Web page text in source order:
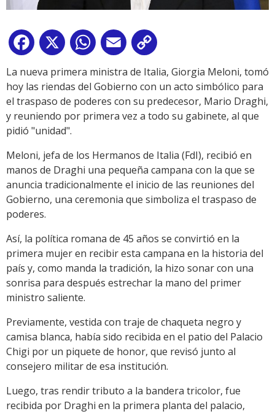
Facebook
X WhatsApp
Email
Link
La nueva primera ministra de Italia, Giorgia Meloni, tomó
hoy las riendas del Gobierno con un acto simbólico para
el traspaso de poderes con su predecesor, Mario Draghi,
y reuniendo por primera vez a todo su gabinete, al que
pidió "unidad".
Meloni, jefa de los Hermanos de Italia (FdI), recibió en
manos de Draghi una pequeña campana con la que se
anuncia tradicionalmente el inicio de las reuniones del
Gobierno, una ceremonia que simboliza el traspaso de
poderes.
Así, la política romana de 45 años se convirtió en la
primera mujer en recibir esta campana en la historia del
país y, como manda la tradición, la hizo sonar con una
sonrisa para después estrechar la mano del primer
ministro saliente.
Previamente, vestida con traje de chaqueta negro y
camisa blanca, había sido recibida en el patio del Palacio
Chigi por un piquete de honor, que revisó junto al
consejero militar de esa institución.
Luego, tras rendir tributo a la bandera tricolor, fue
recibida por Draghi en la primera planta del palacio,